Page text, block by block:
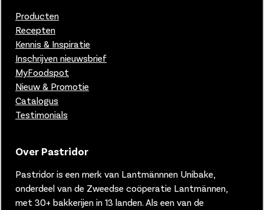
Producten
Recepten
Kennis & Inspiratie
Inschrijven nieuwsbrief
MyFoodspot
Nieuw & Promotie
Catalogus
Testimonials
Over Pastridor
Pastridor is een merk van Lantmännnen Unibake,
onderdeel van de Zweedse coöperatie Lantmännen,
met 30+ bakkerijen in 13 landen. Als een van de